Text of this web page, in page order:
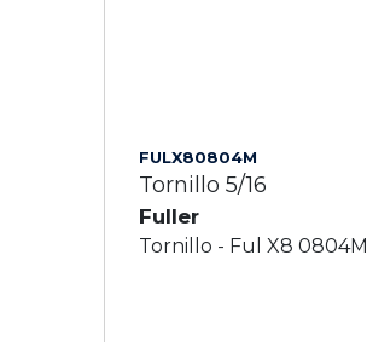
FULX80804M
Tornillo 5/16
Fuller
Tornillo - Ful X8 0804M